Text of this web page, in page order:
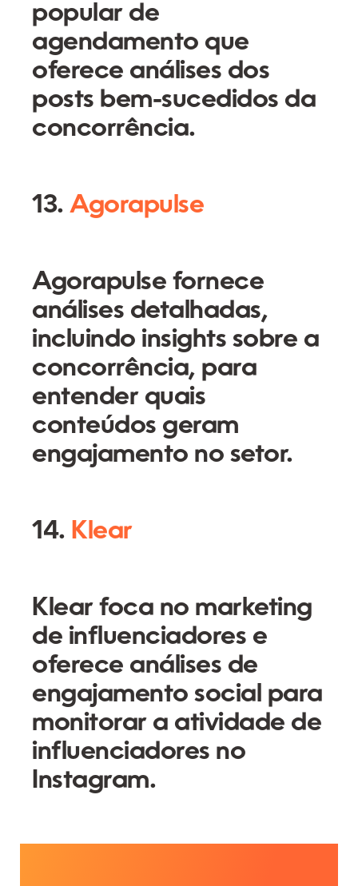
popular de
agendamento que
oferece análises dos
posts bem-sucedidos da
concorrência.
13.Agorapulse
Agorapulse fornece
análises detalhadas,
incluindo insights sobre a
concorrência, para
entender quais
conteúdos geram
engajamento no setor.
14. Klear
Klear foca no marketing
de influenciadores e
oferece análises de
engajamento social para
monitorar a atividade de
influenciadores no
Instagram.